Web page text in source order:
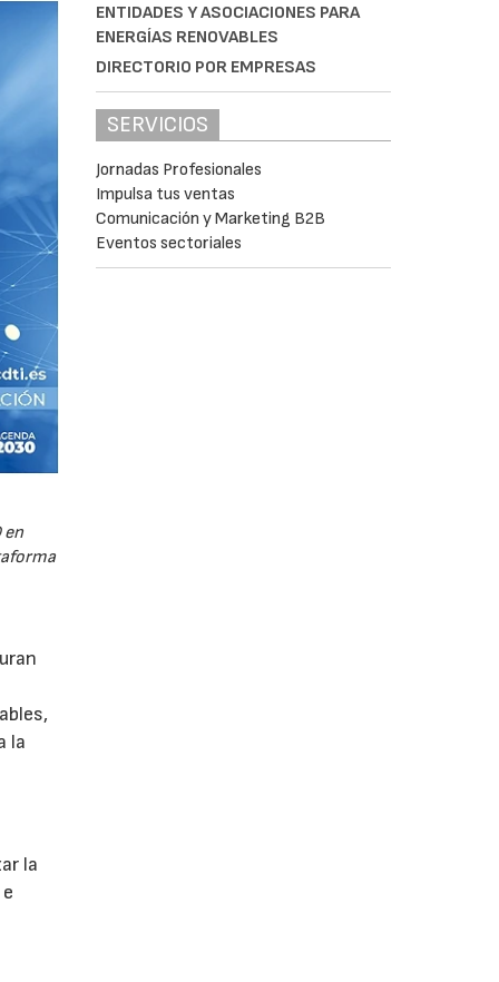
en
la
la
ENTIDADES Y ASOCIACIONES PARA
ENERGÍAS RENOVABLES
DIRECTORIO POR EMPRESAS
SERVICIOS
Jornadas Profesionales
Impulsa tus ventas
Comunicación y Marketing B2B
Eventos sectoriales